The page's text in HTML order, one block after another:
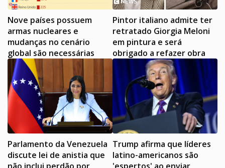
Nove países possuem
armas nucleares e
mudanças no cenário
global são necessárias
Pintor italiano admite ter
retratado Giorgia Meloni
em pintura e será
obrigado a refazer obra
Parlamento da Venezuela
discute lei de anistia que
Trump afirma que líderes
latino-americanos são